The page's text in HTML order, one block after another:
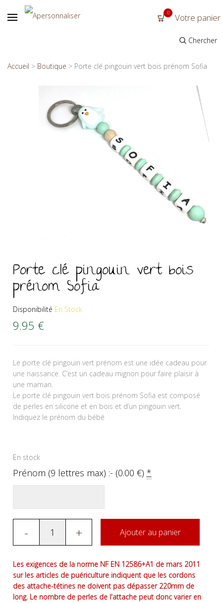
0 Votre panier
Chercher
Accueil > Boutique > Porte clé pingouin vert bois prénom Sofia
Porte clé pingouin vert bois
prénom Sofia
Disponibilité En Stock
9.95 €
Le porte clé pingouin vert prénom est une idée cadeau pour
une naissance. C’est un cadeau mignon pour faire plaisir à
une maman.
Le porte clé pingouin vert bois prénom Sofia est composé
de perles en silicone et en bois et d’un pingouin vert.
Indiquez le prénom du bébé
En stock
Prénom (9 lettres max) :- (0.00€)*
- + Ajouter au panier
Les exigences de la norme NF EN 12586+A1 de mars 2011
sur les articles de puériculture indiquent que les cordons
des attache-tétines ne doivent pas dépasser 220mm de
long. Le nombre de perles de l'attache peut donc varier en